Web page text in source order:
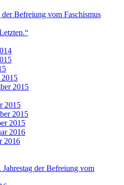
der Befreiung vom Faschismus
2015
2015
2015
2015
2016
2016
der Befreiung vom